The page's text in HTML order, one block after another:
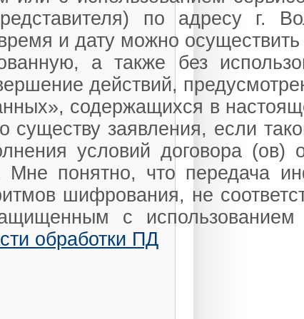
по адресу г.
и дату можно
а также без
действий,
содержащихся в
заявления, если
условий договора (ов)
Мне понятно, что передача
шифрования, не
с
обработки ПД